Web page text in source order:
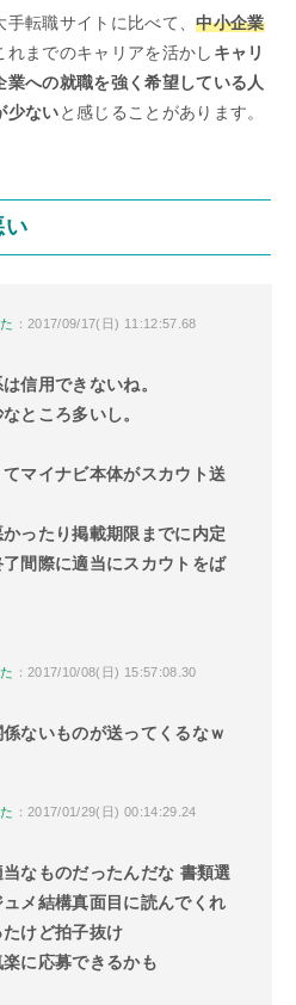
手転職サイトに比べて、中小企業
れまでのキャリアを活かし キャリ
への就職を強く希望している人
少ないと感じることがあります。
い
：2017/09/17(日) 11:12:57.68
信用できないね。
ところ多いし。
マイナビ本体がスカウト送
ったり掲載期限までに内定
間際に適当にスカウトをば
：2017/10/08(日) 15:57:08.30
ないものが送ってくるなｗ
：2017/01/29(日) 00:14:29.24
なものだったんだな 書類選
メ結構真面目に読んでくれ
けど拍子抜け
に応募できるかも